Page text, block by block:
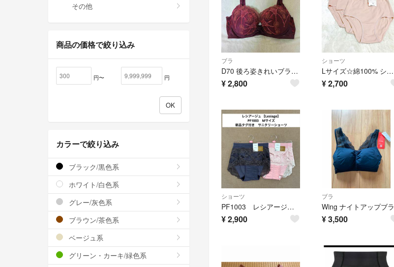
ブラ
D70 後ろ姿きれいブラ KB2719 ウイング／ワコール ENエンジ
¥2,800
ショーツ
Lサイズ☆綿100% ショーツ ワコール ウィング
¥2,700
ショーツ
PF1003 レシアージュ 【Lesiage】 ワコール サニタリーショーツ
¥2,900
ブラ
Wing ナイトアップブラ
¥3,500
その他
商品の価格で絞り込み
円〜 円
カラーで絞り込み
ブラック/黒色系
ホワイト/白色系
グレー/灰色系
ブラウン/茶色系
ベージュ系
グリーン・カーキ/緑色系